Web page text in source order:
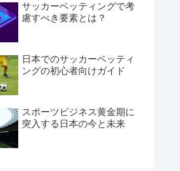
サッカーベッティングで考
慮すべき要素とは？
日本でのサッカーベッティ
ングの初心者向けガイド
スポーツビジネス黄金期に
突入する日本の今と未来